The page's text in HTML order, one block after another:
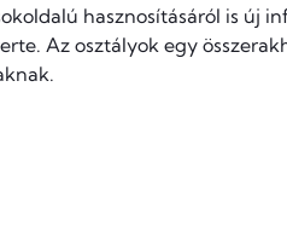
hasznosításáról is új
Az osztályok egy